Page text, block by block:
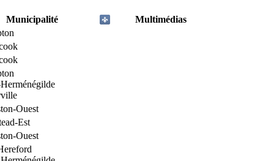
Municipalité
Multimédias
Ouest
Est
Ouest